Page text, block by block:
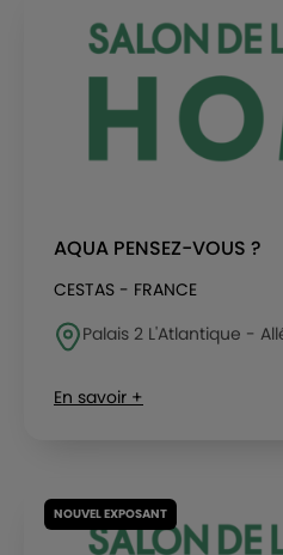
AQUA PENSEZ-VOUS ?
CESTAS - FRANCE
Palais 2 L'Atlantique -
En savoir +
NOUVEL EXPOSANT